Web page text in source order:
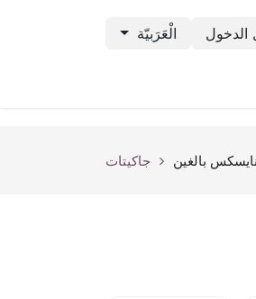
الدخول الْعَرَبيّة
بالغين جاكيتات